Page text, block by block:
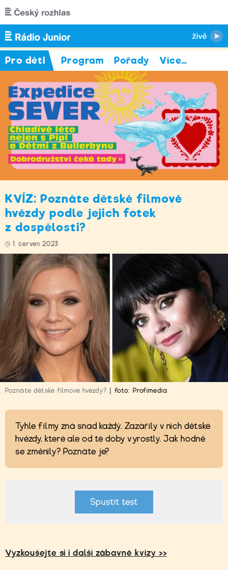
Přejít k hlavnímu obsahu
Pro děti Program Pořady Více…
KVÍZ: Poznáte dětské filmové
hvězdy podle jejich fotek
z dospělosti?
1. červen 2023
Poznáte dětské filmové hvězdy? foto: Profimedia
Tyhle filmy zná snad každý. Zazářily v nich dětské
hvězdy, které ale od té doby vyrostly. Jak hodně
se změnily? Poznáte je?
Spustit test
Vyzkoušejte si i další zábavné kvízy >>